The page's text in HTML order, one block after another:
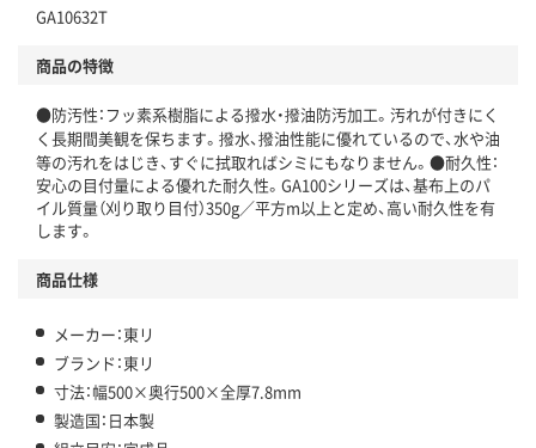
GA10632T
商品の特徴
●防汚性：フッ素系樹脂による撥水・撥油防汚加工。汚れが付きにく
く長期間美観を保ちます。撥水、撥油性能に優れているので、水や油
等の汚れをはじき、すぐに拭取ればシミにもなりません。●耐久性：
安心の目付量による優れた耐久性。GA100シリーズは、基布上のパ
イル質量（刈り取り目付）350g／平方m以上と定め、高い耐久性を有
します。
商品仕様
メーカー：東リ
ブランド：東リ
寸法：幅500×奥行500×全厚7.8mm
製造国：日本製